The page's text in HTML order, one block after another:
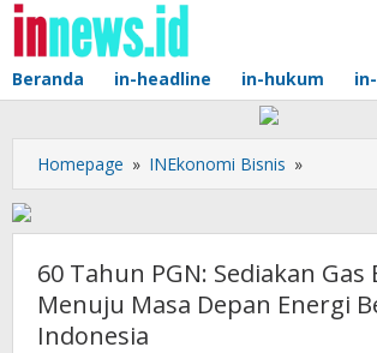
Lewati
konten
Beranda in-headline in-hukum
Homepage » INEkonomi Bisnis »
Tahun
Sediakan
Gas
Bumi
Menuju
60 Tahun PGN: Sediakan Gas
Menuju Masa Depan Energi
Indonesia